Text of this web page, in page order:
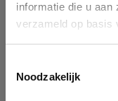
informatie die u aan
verzameld op basis
Noodzakelijk
You can search a
enterprise ID. When a
form. If you don't find
Ok